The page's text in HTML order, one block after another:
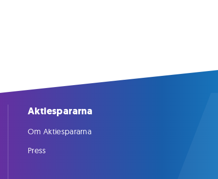
Aktiespararna
Om Aktiespararna
Press